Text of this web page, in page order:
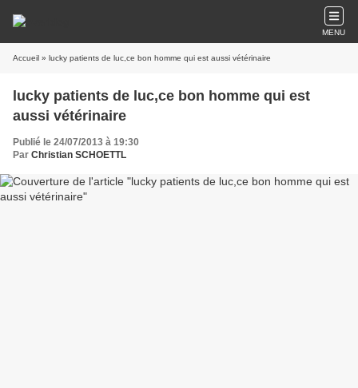
MENU
Accueil » lucky patients de luc,ce bon homme qui est aussi vétérinaire
lucky patients de luc,ce bon homme qui est
aussi vétérinaire
Publié le 24/07/2013 à 19:30
Par Christian SCHOETTL